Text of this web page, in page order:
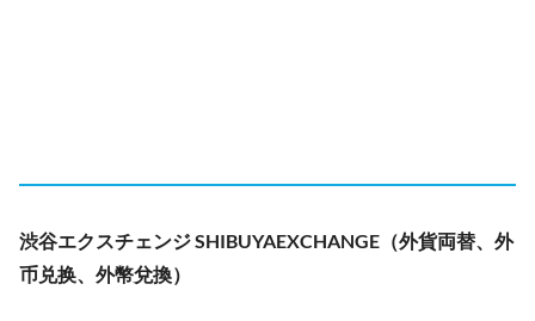
渋谷エクスチェンジ SHIBUYAEXCHANGE（外貨両替、外
币兑换、外幣兌換）